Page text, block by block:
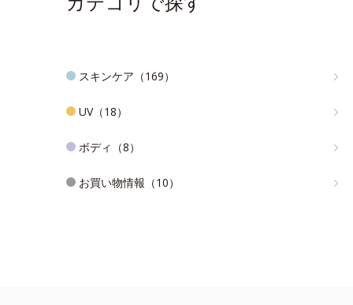
スキンケア（169）
UV（18）
ボディ（8）
お買い物情報（10）